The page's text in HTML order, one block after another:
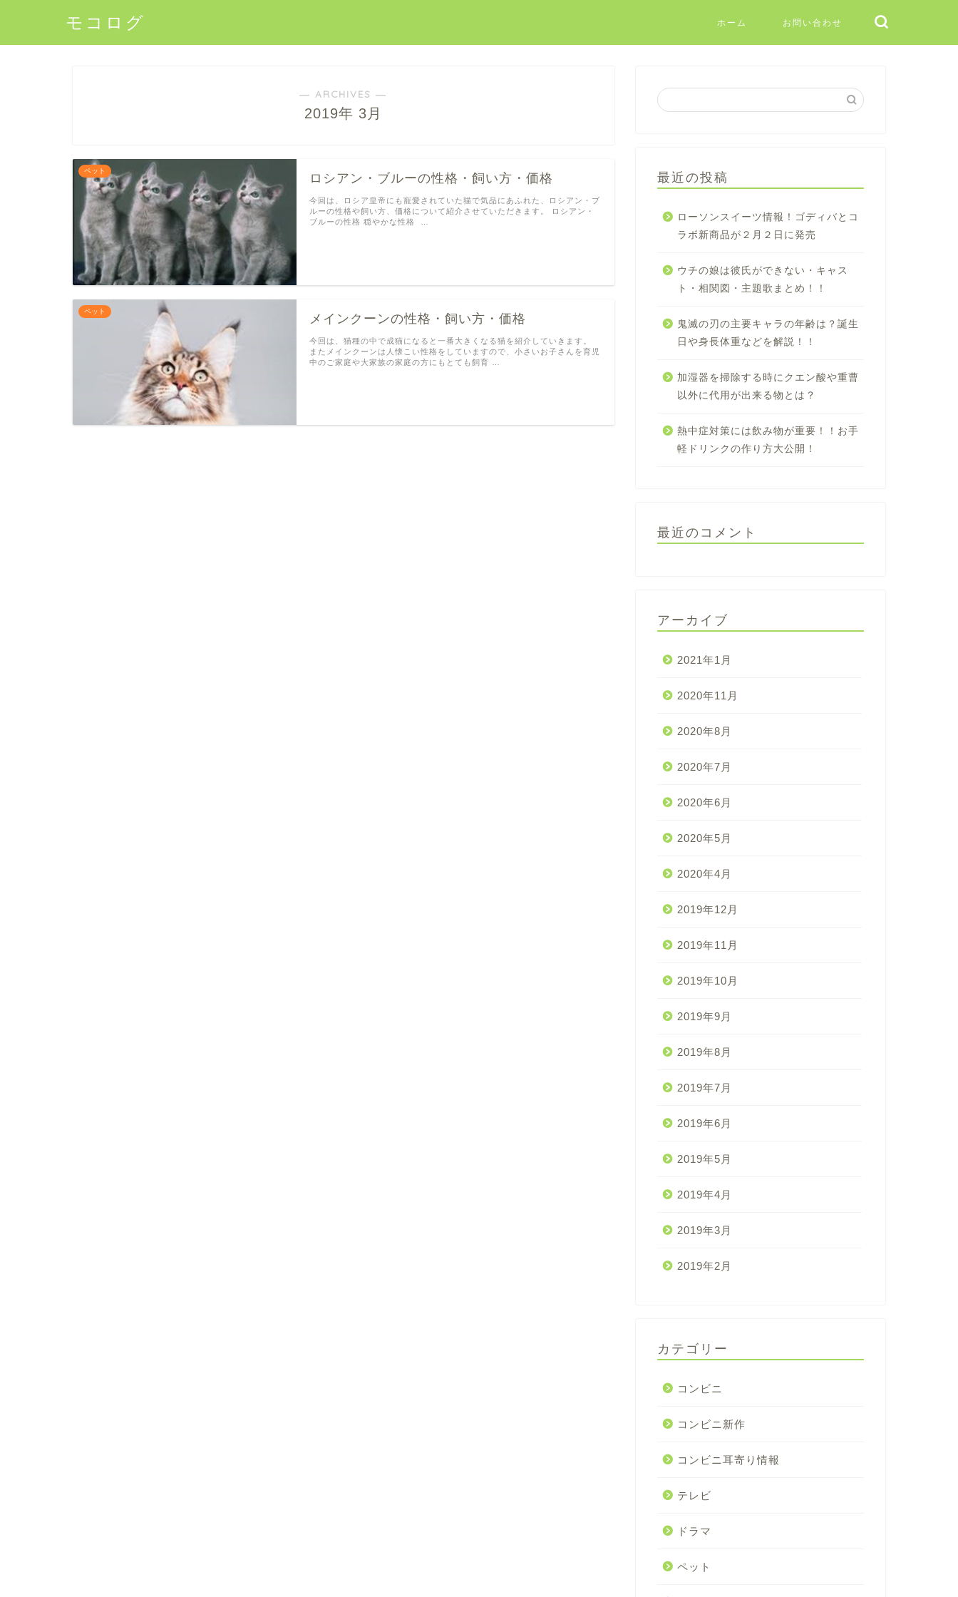
モコログ ホーム お問い合わせ
― ARCHIVES ―
2019年 3月
ペット
ロシアン・ブルーの性格・飼い方・価格
今回は、ロシア皇帝にも寵愛されていた猫で気品にあふれた、ロシアン・ブ
ルーの性格や飼い方、価格について紹介させていただきます。 ロシアン・
ブルーの性格 穏やかな性格 …
ペット
メインクーンの性格・飼い方・価格
今回は、猫種の中で成猫になると一番大きくなる猫を紹介していきます。
またメインクーンは人懐こい性格をしていますので、小さいお子さんを育児
中のご家庭や大家族の家庭の方にもとても飼育 …
最近の投稿
ローソンスイーツ情報！ゴディバとコ
ラボ新商品が２月２日に発売
ウチの娘は彼氏ができない・キャス
ト・相関図・主題歌まとめ！！
鬼滅の刃の主要キャラの年齢は？誕生
日や身長体重などを解説！！
加湿器を掃除する時にクエン酸や重曹
以外に代用が出来る物とは？
熱中症対策には飲み物が重要！！お手
軽ドリンクの作り方大公開！
最近のコメント
アーカイブ
2021年1月
2020年11月
2020年8月
2020年7月
2020年6月
2020年5月
2020年4月
2019年12月
2019年11月
2019年10月
2019年9月
2019年8月
2019年7月
2019年6月
2019年5月
2019年4月
2019年3月
2019年2月
カテゴリー
コンビニ
コンビニ新作
コンビニ耳寄り情報
テレビ
ドラマ
ペット